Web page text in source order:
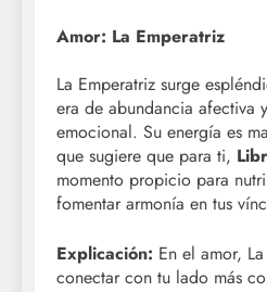
Amor: La Emperatriz
La Emperatriz surge
era de abundancia afectiva
emocional. Su energía es
que sugiere que para ti,
momento propicio para
fomentar armonía en tus
Explicación: En el amor,
conectar con tu lado más